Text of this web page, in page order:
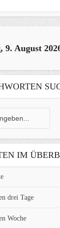
9. August
IM
drei Tage
Woche